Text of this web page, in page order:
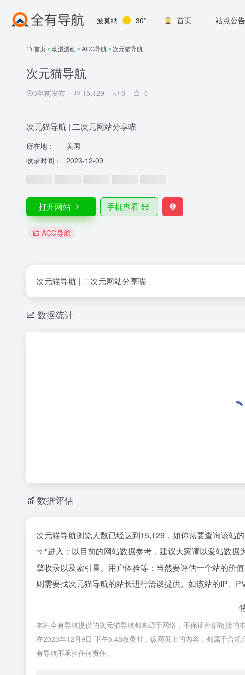
波莫纳 30° 首页 站点公告
首页 • 动漫漫画 • ACG导航 • 次元猫导航
次元猫导航
3年前发布 15,129 0 0
次元猫导航 | 二次元网站分享喵
所在地：
美国
收录时间：
2023-12-09
打开网站 手机查看
ACG导航
次元猫导航 | 二次元网站分享喵
数据统计
数据评估
次元猫导航浏览人数已经达到15,129，如你需要查询该站
"进入；以目前的网站数据参考，建议大家请以爱站数
擎收录以及索引量、用户体验等；当然要评估一个站的价
则需要找次元猫导航的站长进行洽谈提供。如该站的IP、
本站全有导航提供的次元猫导航都来源于网络，不保证外部链接的
在2023年12月9日 下午5:45收录时，该网页上的内容，都属于合
有导航不承担任何责任。